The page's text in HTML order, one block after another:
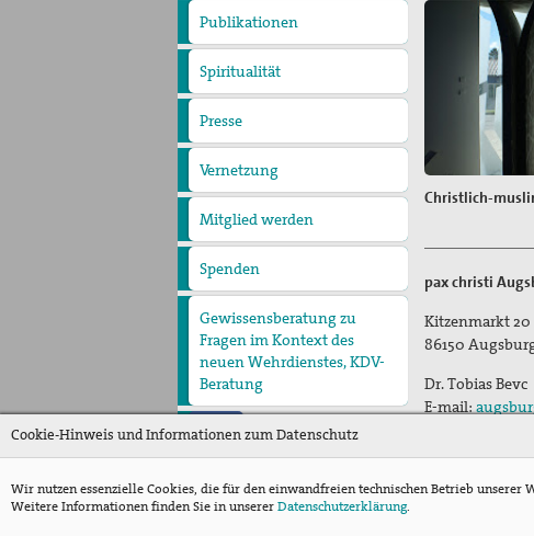
Publikationen
Blickpunkt
Erklärungen
Spiritualität
Quartalgottesdienst mit
pax christi
Ulrichsfriedensgottesdienst
Max Josef Metzger-
Texte und Gebete
Presse
Presseberichte
Pressemitteilungen
Vernetzung
Mitglied werden
Spenden
Gewissensberatung zu
Fragen im Kontext des
neuen Wehrdienstes, KDV-
Beratung
Christlich-
pax christi
Kitzenmarkt 20
86150
Dr. Tobias Bevc
E-mail:
Cookie-Hinweis und Informationen zum Datenschutz
Wir nutzen essenzielle Cookies, die für den einwandfreien technischen Betrieb unserer
Weitere Informationen finden Sie in unsererDatenschutzerklärung.